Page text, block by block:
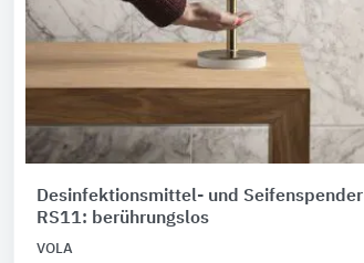
Desinfektionsmittel- und Seifenspender
RS11: berührungslos
VOLA